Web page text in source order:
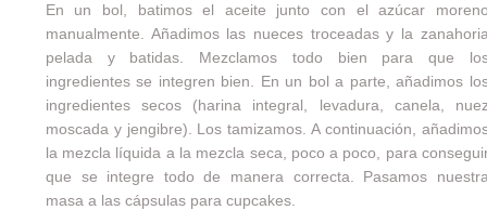
En un bol, batimos el aceite junto con el azúcar
manualmente. Añadimos las nueces troceadas y la
pelada y batidas. Mezclamos todo bien para que
ingredientes se integren bien. En un bol a parte, añadimos
ingredientes secos (harina integral, levadura, canela,
moscada y jengibre). Los tamizamos. A continuación,
la mezcla líquida a la mezcla seca, poco a poco, para
que se integre todo de manera correcta. Pasamos
masa a las cápsulas para cupcakes.